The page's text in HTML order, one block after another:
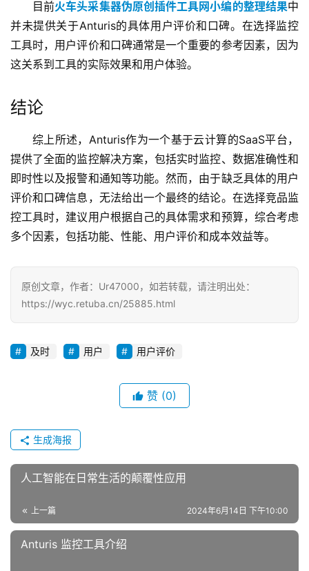
目前火车头采集器伪原创插件工具网小编的整理结果中
并未提供关于Anturis的具体用户评价和口碑。在选择监控
工具时，用户评价和口碑通常是一个重要的参考因素，因为
这关系到工具的实际效果和用户体验。
结论
综上所述，Anturis作为一个基于云计算的SaaS平台，
提供了全面的监控解决方案，包括实时监控、数据准确性和
即时性以及报警和通知等功能。然而，由于缺乏具体的用户
评价和口碑信息，无法给出一个最终的结论。在选择竞品监
控工具时，建议用户根据自己的具体需求和预算，综合考虑
多个因素，包括功能、性能、用户评价和成本效益等。
原创文章，作者：Ur47000，如若转载，请注明出处：
https://wyc.retuba.cn/25885.html
及时 用户 用户评价
赞 (0)
生成海报
人工智能在日常生活的颠覆性应用
上一篇 2024年6月14日 下午10:00
Anturis 监控工具介绍